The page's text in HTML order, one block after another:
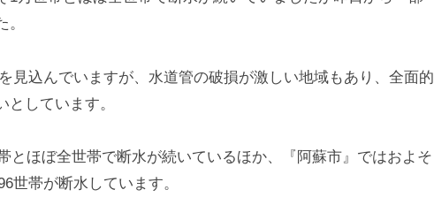
見込んでいますが、水道管の破損が激しい地域もあり、全面的
しています。
とほぼ全世帯で断水が続いているほか、『阿蘇市』ではおよそ
世帯が断水しています。